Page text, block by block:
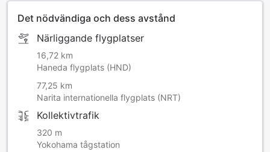
vistelse, men
bekväm vistelse, så vi hoppas på din förståelse och
samarbete.
Det nödvändiga och dess avstånd
Närliggande flygplatser
16,72 km
Haneda flygplats (HND)
77,25 km
Narita internationella flygplats (NRT)
Kollektivtrafik
320 m
Yokohama tågstation